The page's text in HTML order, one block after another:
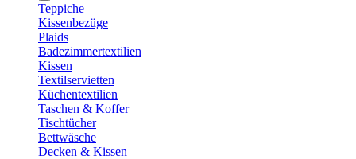
Teppiche
Kissenbezüge
Plaids
Badezimmertextilien
Kissen
Textilservietten
Küchentextilien
Taschen & Koffer
Tischtücher
Bettwäsche
Decken & Kissen